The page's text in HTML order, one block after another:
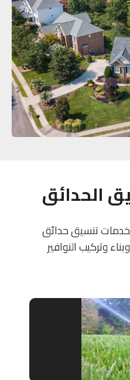
الحدائق
تنسيق حدائق
وتركيب النوافير